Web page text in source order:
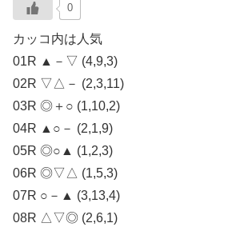
0
カッコ内は人気
01R ▲－▽ (4,9,3)
02R ▽△－ (2,3,11)
03R ◎＋○ (1,10,2)
04R ▲○－ (2,1,9)
05R ◎○▲ (1,2,3)
06R ◎▽△ (1,5,3)
07R ○－▲ (3,13,4)
08R △▽◎ (2,6,1)